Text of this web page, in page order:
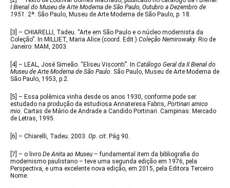
I Bienal do Museu de Arte Moderna de São Paulo, Outubro a Dezembro de
1951 . 2ª. São Paulo, Museu de Arte Moderna de São Paulo, p. 18.
[3] – CHIARELLI, Tadeu. “Arte em São Paulo e o núcleo modernista da
Coleção”. In MILLIET, Maria Alice (coord. Edit.) Coleção Nemirowaky. Rio de
Janeiro: MAM, 2003.
[4] – LEAL, José Simeão. “Eliseu Visconti”. In Catálogo Geral da II Bienal do
Museu de Arte Moderna de São Paulo. São Paulo, Museu de Arte Moderna de
São Paulo, 1953, p.2.
[5] – Essa polêmica vinha desde os anos 1930, conforme pode ser
estudado na produção da estudiosa Annateresa Fabris, Portinari amico
mio. Cartas de Mário de Andrade a Candido Portinari. Campinas: Mercado
de Letras, 1995.
[6] – Chiarelli, Tadeu. 2003. Op. cit. Pág 90.
[7] – o livro De Anita ao Museu – fundamental item da bibliografia do
modernismo paulistano – teve uma segunda edição em 1976, pela
Perspectiva, e uma excelente nova edição, em 2015, pela Editora Terceiro
Nome.